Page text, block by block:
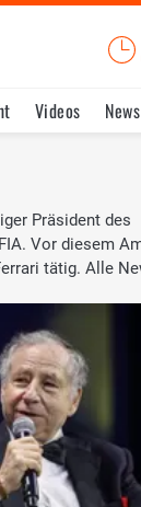
Videos News
Präsident des
Vor diesem
tätig. Alle